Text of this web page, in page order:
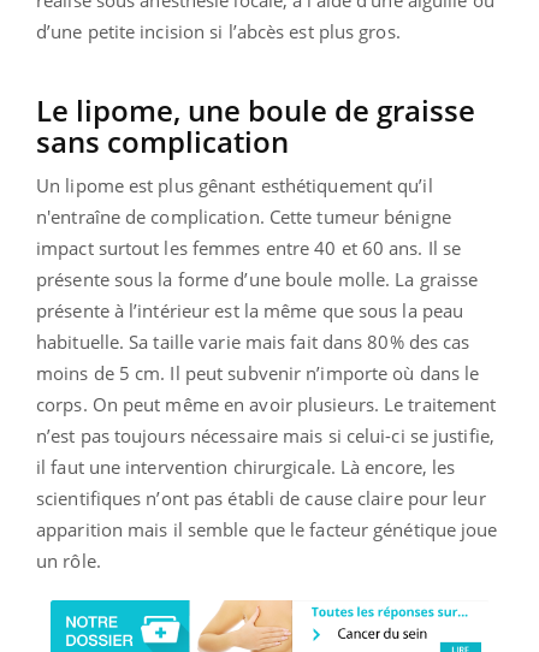
d’une petite incision si l’abcès est plus gros.
Le lipome, une boule de graisse
sans complication
Un lipome est plus gênant esthétiquement qu’il
n'entraîne de complication. Cette tumeur bénigne
impact surtout les femmes entre 40 et 60 ans. Il se
présente sous la forme d’une boule molle. La graisse
présente à l’intérieur est la même que sous la peau
habituelle. Sa taille varie mais fait dans 80% des cas
moins de 5 cm. Il peut subvenir n’importe où dans le
corps. On peut même en avoir plusieurs. Le traitement
n’est pas toujours nécessaire mais si celui-ci se justifie,
il faut une intervention chirurgicale. Là encore, les
scientifiques n’ont pas établi de cause claire pour leur
apparition mais il semble que le facteur génétique joue
un rôle.